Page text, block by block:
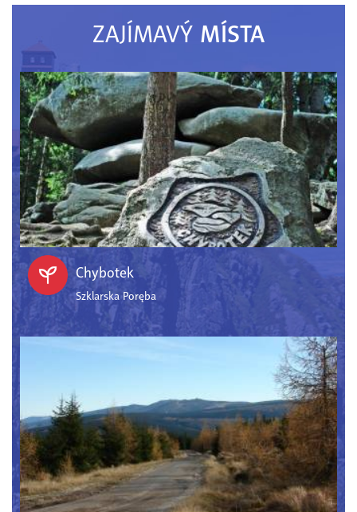
ZAJÍMAVÝ MÍSTA
Chybotek
Szklarska Poręba